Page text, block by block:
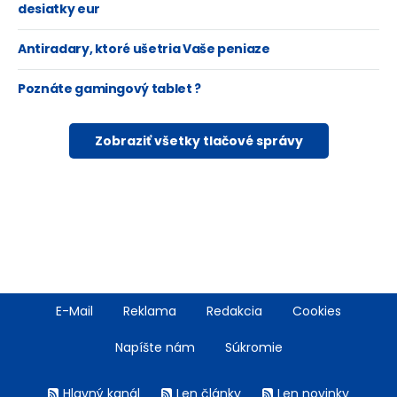
desiatky eur
Antiradary, ktoré ušetria Vaše peniaze
Poznáte gamingový tablet ?
Zobraziť všetky tlačové správy
FooterE-Mail Reklama Redakcia Cookies
Napíšte nám Súkromie
Hlavný kanál Len články Len novinky